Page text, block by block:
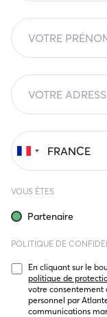
VOUS ÊTES
Partenaire
POLITIQUE DE
politique de
votre consentement
personnel par
communications